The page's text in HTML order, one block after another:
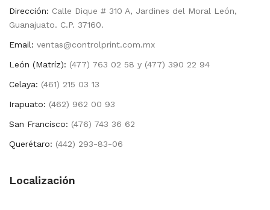
Dirección: Calle Dique # 310 A, Jardines del Moral León,
Guanajuato. C.P. 37160.
Email: ventas@controlprint.com.mx
León (Matríz): (477) 763 02 58 y (477) 390 22 94
Celaya: (461) 215 03 13
Irapuato: (462) 962 00 93
San Francisco: (476) 743 36 62
Querétaro: (442) 293-83-06
Localización